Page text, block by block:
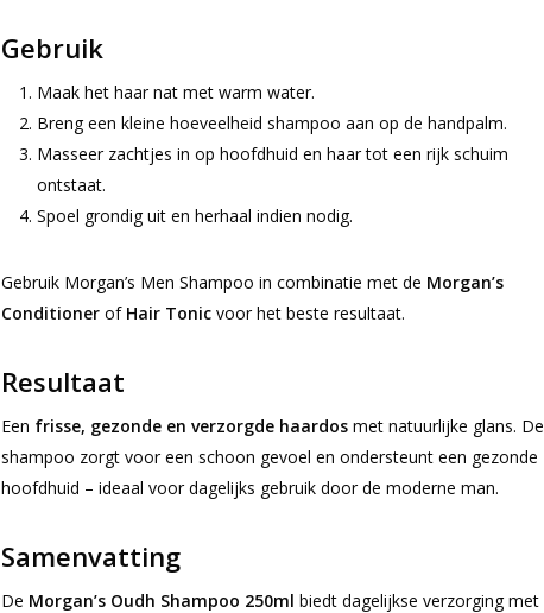
Gebruik
Maak het haar nat met warm water.
Breng een kleine hoeveelheid shampoo aan op de handpalm.
Masseer zachtjes in op hoofdhuid en haar tot een rijk schuim
ontstaat.
Spoel grondig uit en herhaal indien nodig.
Gebruik Morgan’s Men Shampoo in combinatie met de Morgan’s
Conditionerof Hair Tonicvoor het beste resultaat.
Resultaat
Een frisse, gezonde en verzorgde haardosmet natuurlijke glans. De
shampoo zorgt voor een schoon gevoel en ondersteunt een gezonde
hoofdhuid – ideaal voor dagelijks gebruik door de moderne man.
Samenvatting
De Morgan’s Oudh Shampoo 250ml biedt dagelijkse verzorging met